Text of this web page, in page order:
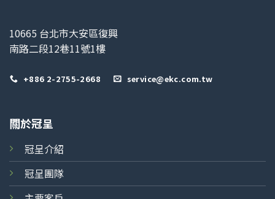
10665 台北市大安區復興
南路二段12巷11號1樓
+886 2-2755-2668 service@ekc.com.tw
關於冠呈
冠呈介紹
冠呈團隊